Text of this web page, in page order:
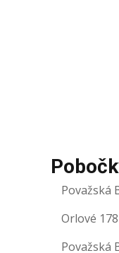
Považská
Orlové 178
Považská